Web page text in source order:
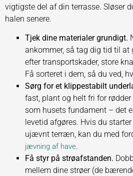
vigtigste del af din terrasse. Sløser
halen senere.
Tjek dine materialer grundigt.
ankommer, så tag dig tid til at
efter transportskader, store
Få sorteret i dem, så du ved,
Sørg for et klippestabilt
fast, plant og helt fri for
som husets fundament – det
levetid afgøres. Hvis du
ujævnt terræn, kan du med
jævning af have.
Få styr på strøafstanden.
mellem dine strøer (de